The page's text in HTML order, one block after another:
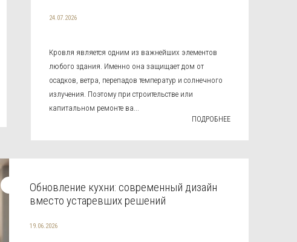
24.07.2026
Кровля является одним из важнейших элементов
любого здания. Именно она защищает дом от
осадков, ветра, перепадов температур и солнечного
излучения. Поэтому при строительстве или
капитальном ремонте ва...
ПОДРОБНЕЕ
Обновление кухни: современный дизайн
вместо устаревших решений
19.06.2026